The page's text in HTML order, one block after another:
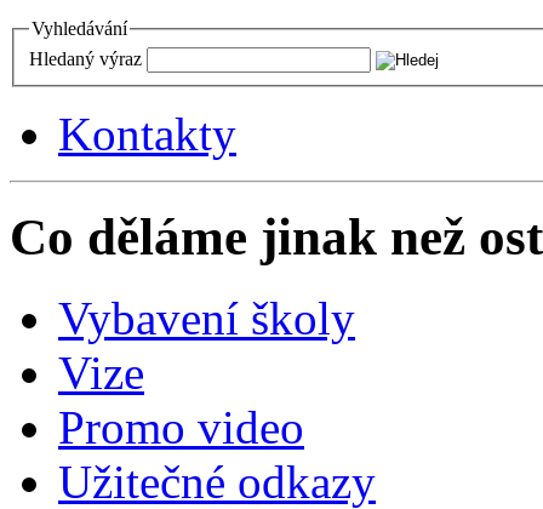
Vyhledávání
Hledaný výraz
Kontakty
Co děláme jinak než
Vybavení školy
Vize
Promo video
Užitečné odkazy